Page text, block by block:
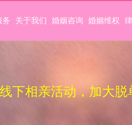
务 关于我们 婚姻咨询 婚姻维权
下相亲活动，加大脱